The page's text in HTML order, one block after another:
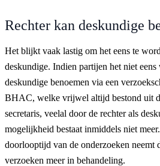
Rechter kan deskundige
Het blijkt vaak lastig om het eens te
deskundige. Indien partijen het niet eens
deskundige benoemen via een
BHAC, welke vrijwel altijd bestond uit
secretaris, veelal door de rechter als
mogelijkheid bestaat inmiddels niet
doorlooptijd van de onderzoeken
verzoeken meer in behandeling.